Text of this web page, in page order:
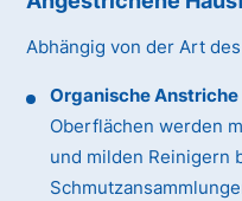
Abhängig von der Art
Organische Anstriche
Oberflächen werden
und milden Reinigern